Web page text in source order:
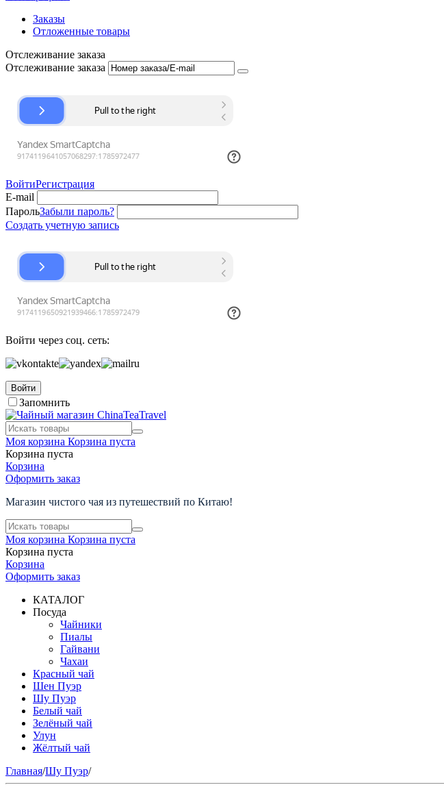
Заказы
Отложенные товары
Отслеживание заказа
Отслеживание заказа
ВойтиРегистрация
E-mail
ПарольЗабыли пароль?
Создать учетную запись
Войти через соц. сеть:
Войти
Запомнить
Моя корзина Корзина пуста
Корзина пуста
Корзина
Оформить заказ
Магазин чистого чая из путешествий по Китаю!
Моя корзина Корзина пуста
Корзина пуста
Корзина
Оформить заказ
КАТАЛОГ
Посуда
Чайники
Пиалы
Гайвани
Чахаи
Красный чай
Шен Пуэр
Шу Пуэр
Белый чай
Зелёный чай
Улун
Жёлтый чай
Главная/Шу Пуэр/